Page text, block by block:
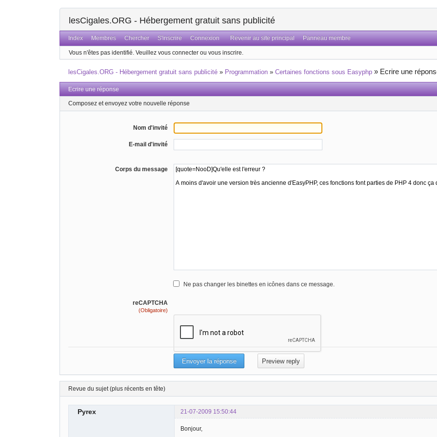
lesCigales.ORG - Hébergement gratuit sans publicité
Index Membres Chercher S'inscrire Connexion Revenir au site principal Panneau membre
Vous n'êtes pas identifié. Veuillez vous connecter ou vous inscrire.
lesCigales.ORG - Hébergement gratuit sans publicité » Programmation »Certaines fonctions sous Easyphp » Ecrire une
Ecrire une réponse
Composez et envoyez votre nouvelle réponse
Nom d'invité
E-mail d'invité
Corps du message
Ne pas changer les binettes en icônes dans ce message.
reCAPTCHA
(Obligatoire)
Revue du sujet (plus récents en tête)
Pyrex 21-07-2009 15:50:44
Bonjour,